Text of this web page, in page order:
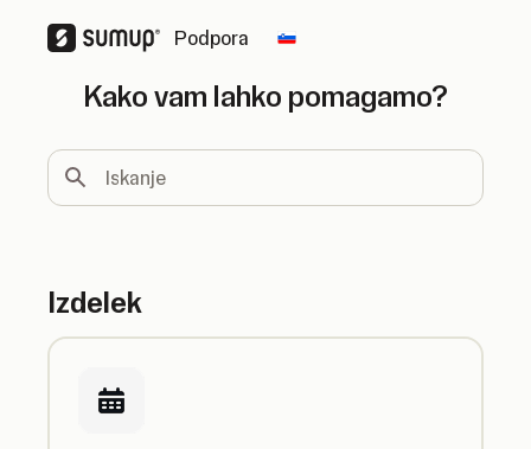
Podpora Change country
Kako vam lahko pomagamo?
Iskanje
Izdelek